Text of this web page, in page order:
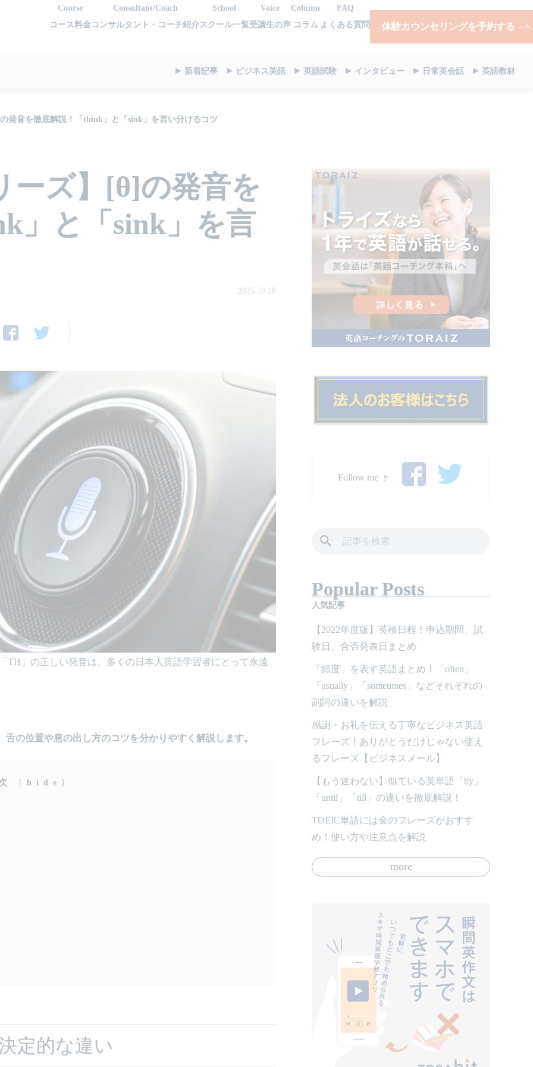
Course
コース料金
Consultant/Coach
コンサルタント・コーチ紹介
School
スクール一覧
Voice
受講生の声
Column
コラム
FAQ
よくある質問
体験カウンセリングを予約する
新着記事 ビジネス英語 英語試験 インタビュー 日常英会話 英語教材
発音を徹底解説！「think」と「sink」を言い分けるコツ
ーズ】[θ]の発音を
」と「sink」を言
2025.10.28
TH」の正しい発音は、多くの日本人英語学習者にとって永遠
の位置や息の出し方のコツを分かりやすく解説します。
[ hide ]
定的な違い
Follow me
Popular Posts
人気記事
【2022年度版】英検日程！申込期間、試
験日、合否発表日まとめ
「頻度」を表す英語まとめ！「often」
「usually」「sometimes」などそれぞれの
副詞の違いを解説
感謝・お礼を伝える丁寧なビジネス英語
フレーズ！ありがとうだけじゃない使え
るフレーズ【ビジネスメール】
【もう迷わない】似ている英単語「by」
「until」「till」の違いを徹底解説！
TOEIC単語には金のフレーズがおすす
め！使い方や注意点を解説
more